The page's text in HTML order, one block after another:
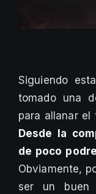
Siguiendo
tomado una
para allanar el
Desde la
de poco
Obviamente,
ser un buen